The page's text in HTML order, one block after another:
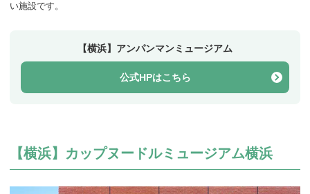
い施設です。
【横浜】アンパンマンミュージアム
公式HPはこちら
【横浜】カップヌードルミュージアム横浜